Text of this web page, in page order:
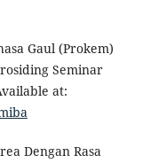
Gaul (Prokem)
Seminar
at:
Dengan Rasa